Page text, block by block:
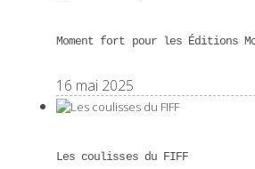
Moment fort pour les Éditions
16 mai 2025
Les coulisses du FIFF